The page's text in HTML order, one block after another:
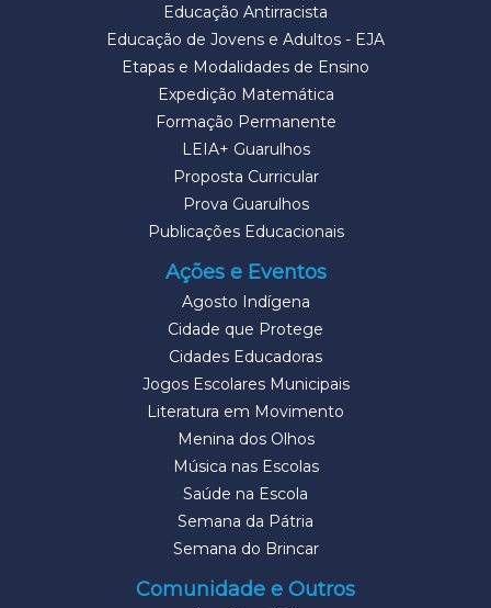
Educação Antirracista
Educação de Jovens e Adultos - EJA
Etapas e Modalidades de Ensino
Expedição Matemática
Formação Permanente
LEIA+ Guarulhos
Proposta Curricular
Prova Guarulhos
Publicações Educacionais
Ações e Eventos
Agosto Indígena
Cidade que Protege
Cidades Educadoras
Jogos Escolares Municipais
Literatura em Movimento
Menina dos Olhos
Música nas Escolas
Saúde na Escola
Semana da Pátria
Semana do Brincar
Comunidade e Outros